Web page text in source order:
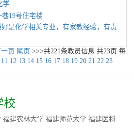
学
19号住宅楼
是化学相关专业，有家教经验，有责
一页 尾页 >>>共221条教员信息 共23页 每
11 12 13 14 15 16 17 18 19 20 21 22 23
校
福建农林大学 福建师范大学 福建医科